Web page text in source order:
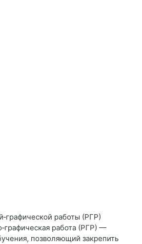
работы (РГР)
работа (РГР) —
позволяющий закрепить